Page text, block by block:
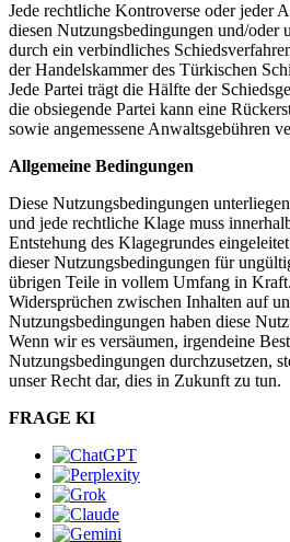
Jede rechtliche Kontroverse oder jeder
diesen Nutzungsbedingungen und/oder
durch ein verbindliches
der Handelskammer des Türkischen
Jede Partei trägt die Hälfte der
die obsiegende Partei kann eine
sowie angemessene Anwaltsgebühren
Allgemeine Bedingungen
Diese Nutzungsbedingungen
und jede rechtliche Klage muss
Entstehung des Klagegrundes
dieser Nutzungsbedingungen für
übrigen Teile in vollem Umfang in
Widersprüchen zwischen Inhalten auf
Nutzungsbedingungen haben diese
Wenn wir es versäumen, irgendeine
Nutzungsbedingungen durchzusetzen,
unser Recht dar, dies in Zukunft zu tun.
FRAGE KI